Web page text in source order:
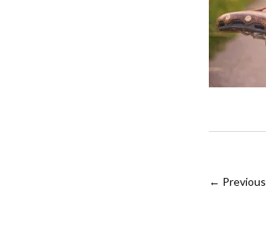
← Previous